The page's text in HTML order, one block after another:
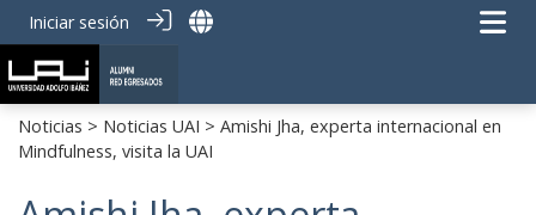
Iniciar sesión
Noticias > Noticias UAI > Amishi Jha, experta internacional en
Mindfulness, visita la UAI